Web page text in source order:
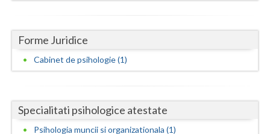
Ilfov
Maramures
Mures
Forme Juridice
Cabinet de psihologie (1)
Specialitati psihologice atestate
Psihologia muncii si organizationala (1)